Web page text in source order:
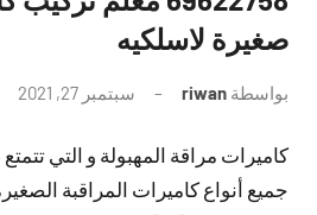
صغيرة لاسلكيه
بواسطة riwan سبتمبر 27, 2021
كاميرات مراقة المهبولة و التي
جميع أنواع كاميرات المراقبة الصغيرة